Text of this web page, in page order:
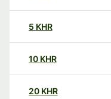
5 KHR
10 KHR
20 KHR